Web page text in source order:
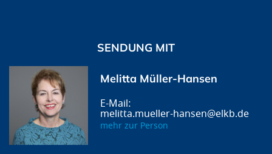
SENDUNG MIT
Melitta Müller-Hansen
melitta.mueller-hansen@elkb.de
mehr zur Person